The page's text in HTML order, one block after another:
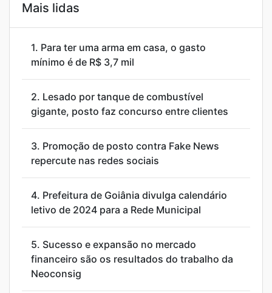
Mais lidas
1. Para ter uma arma em casa, o gasto
mínimo é de R$ 3,7 mil
2. Lesado por tanque de combustível
gigante, posto faz concurso entre clientes
3. Promoção de posto contra Fake News
repercute nas redes sociais
4. Prefeitura de Goiânia divulga calendário
letivo de 2024 para a Rede Municipal
5. Sucesso e expansão no mercado
financeiro são os resultados do trabalho da
Neoconsig